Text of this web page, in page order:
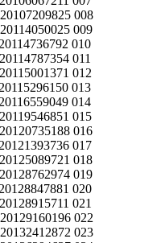
008
009
010
011
012
013
014
015
016
017
018
019
020
021
022
023